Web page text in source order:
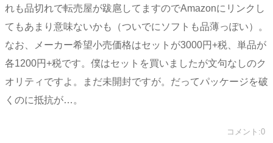
れも品切れで転売屋が跋扈してますのでAmazonにリンクし
てもあまり意味ないかも（ついでにソフトも品薄っぽい）。
なお、メーカー希望小売価格はセットが3000円+税、単品が
各1200円+税です。僕はセットを買いましたが文句なしのク
オリティですよ。まだ未開封ですが。だってパッケージを破
くのに抵抗が…。
コメント:0